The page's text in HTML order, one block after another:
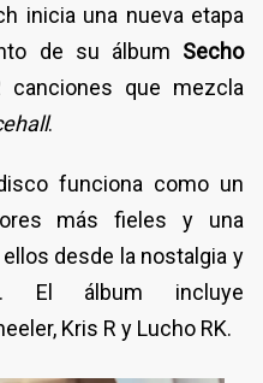
inicia una nueva etapa
de su álbum Secho
que mezcla
.
funciona como un
más fieles y una
desde la nostalgia y
El álbum incluye
Kris R y Lucho RK.